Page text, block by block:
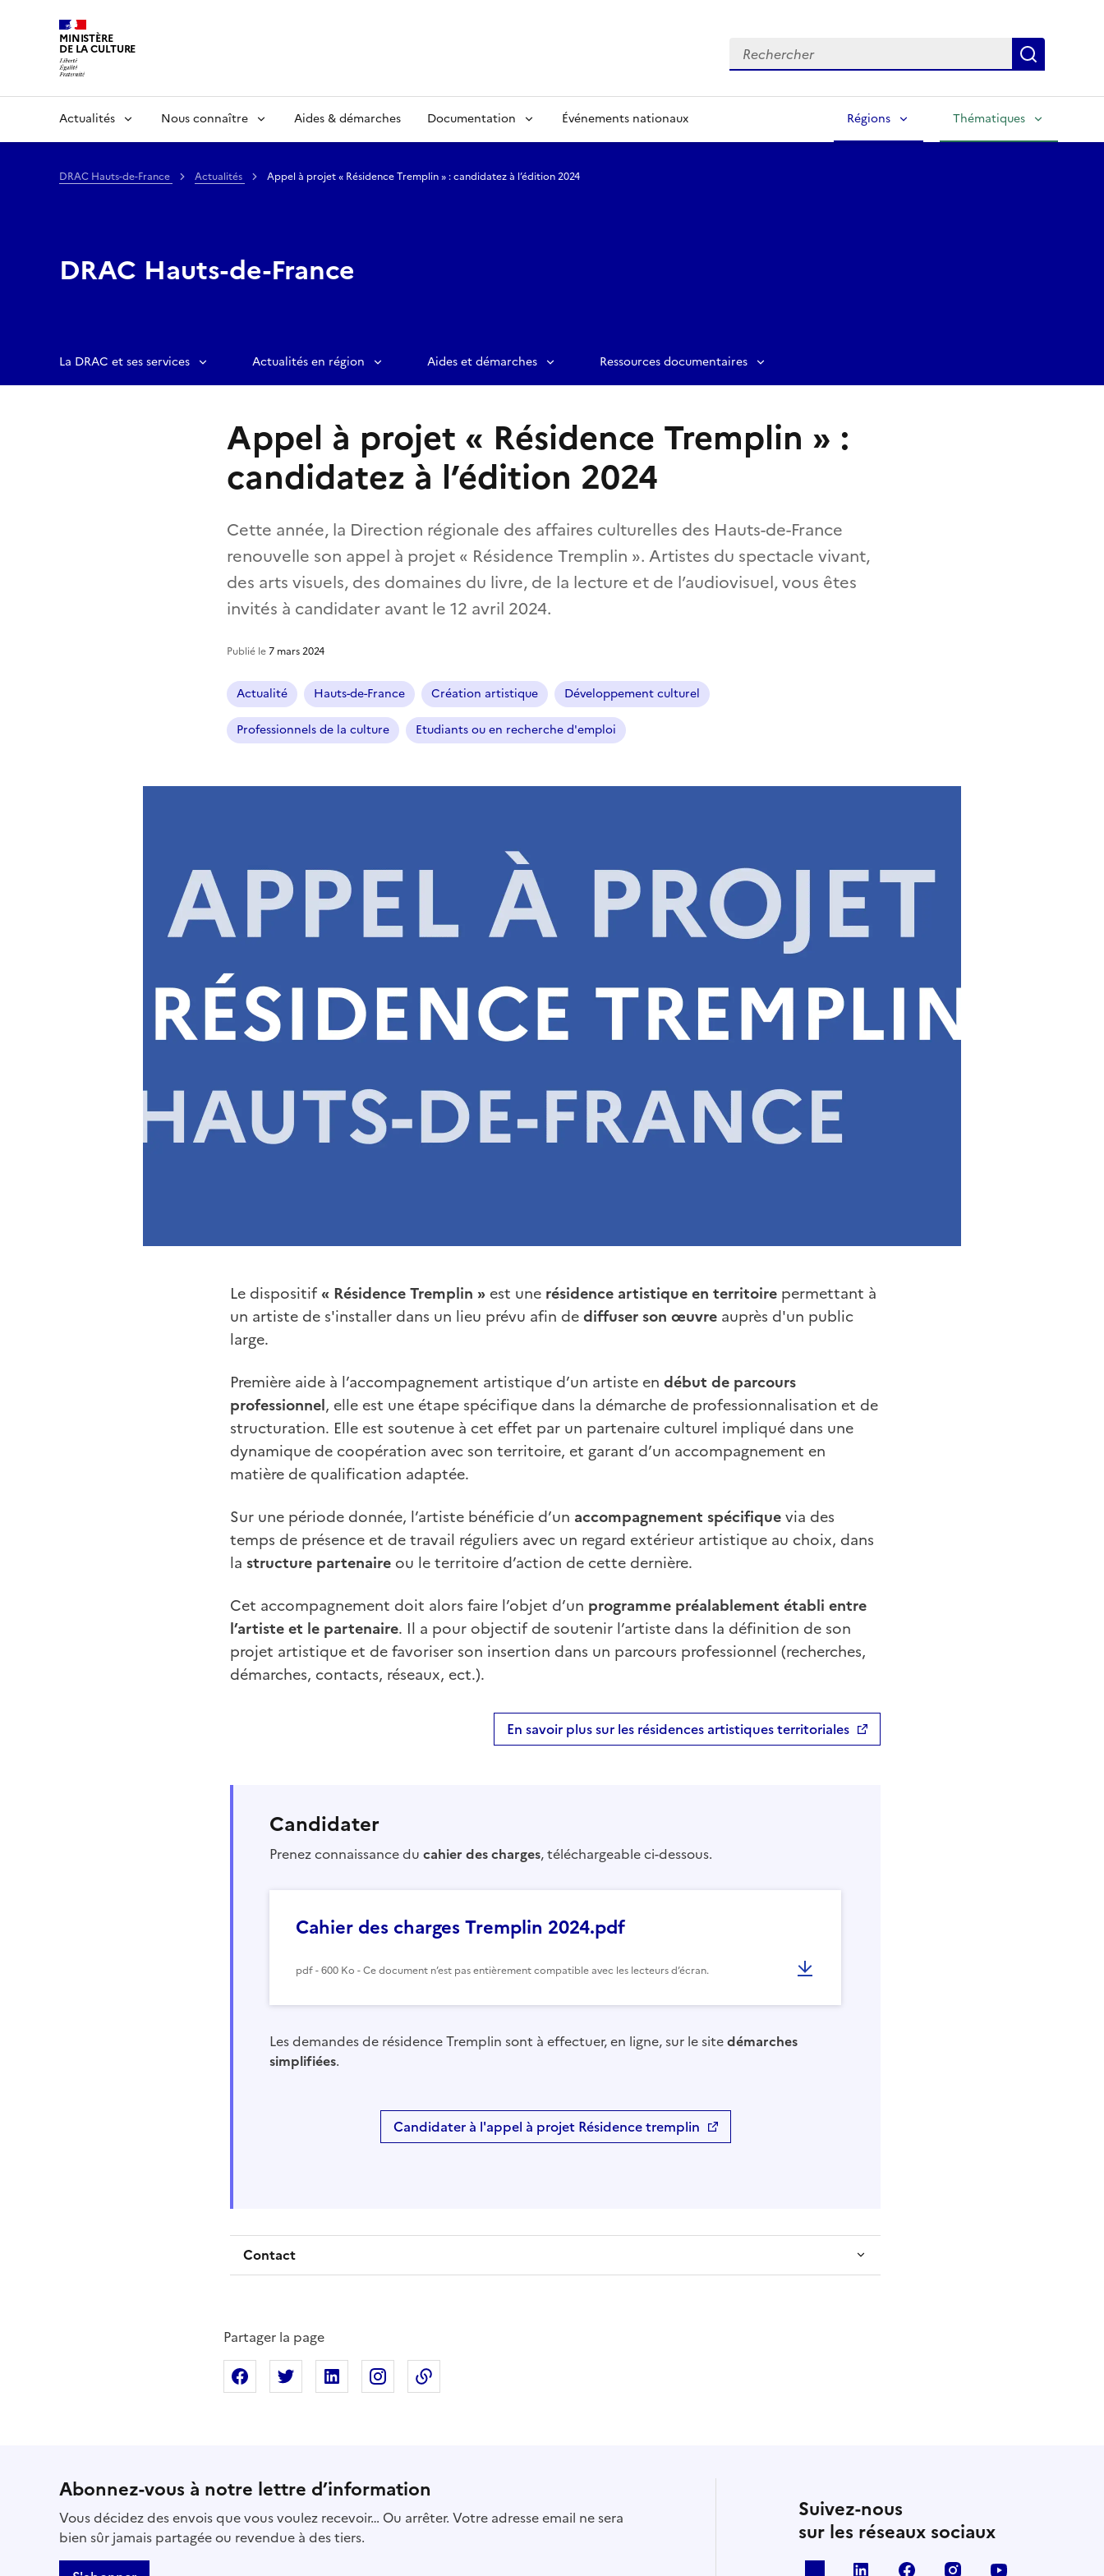
MINISTÈRE
DE LA CULTURE Rechercher
Actualités Nous connaître Aides & démarches Documentation Événements nationaux Régions Thématiques
DRAC Hauts-de-France Actualités Appel à projet « Résidence Tremplin » : candidatez à l’édition 2024
DRAC Hauts-de-France
La DRAC et ses services Actualités en région Aides et démarches Ressources documentaires
Appel à projet « Résidence Tremplin » :
candidatez à l’édition 2024
Cette année, la Direction régionale des affaires culturelles des Hauts-de-France
renouvelle son appel à projet « Résidence Tremplin ». Artistes du spectacle vivant,
des arts visuels, des domaines du livre, de la lecture et de l’audiovisuel, vous êtes
invités à candidater avant le 12 avril 2024.
Publié le7 mars 2024
Actualité Hauts-de-France Création artistique Développement culturel
Professionnels de la culture Etudiants ou en recherche d'emploi
Le dispositif« Résidence Tremplin » est une résidence artistique en territoire permettant à
un artiste de s'installer dans un lieu prévu afin dediffuser son œuvre auprès d'un public
large.
Première aide à l’accompagnement artistique d’un artiste en début de parcours
professionnel, elle est une étape spécifique dans la démarche de professionnalisation et de
structuration. Elle est soutenue à cet effet par un partenaire culturel impliqué dans une
dynamique de coopération avec son territoire, et garant d’un accompagnement en
matière de qualification adaptée.
Sur une période donnée, l’artiste bénéficie d’un accompagnement spécifiquevia des
temps de présence et de travail réguliers avec un regard extérieur artistique au choix, dans
la structure partenaire ou le territoire d’action de cette dernière.
Cet accompagnement doit alors faire l’objet d’un programme préalablement établi entre
l’artiste et le partenaire. Il a pour objectif de soutenir l’artiste dans la définition de son
projet artistique et de favoriser son insertion dans un parcours professionnel (recherches,
démarches, contacts, réseaux, ect.).
En savoir plus sur les résidences artistiques territoriales
Candidater
Prenez connaissance du cahier des charges, téléchargeable ci-dessous.
Cahier des charges Tremplin 2024.pdf
pdf - 600 Ko - Ce document n’est pas entièrement compatible avec les lecteurs d’écran.
Les demandes de résidence Tremplin sont à effectuer, en ligne, sur le sitedémarches
simplifiées.
Candidater à l'appel à projet Résidence tremplin
Contact
Partager la page
Partager sur Facebook
Partager sur XPartager sur Linkedin
Partager sur Instagram
Abonnez-vous à notre lettre d’information
Vous décidez des envois que vous voulez recevoir… Ou arrêter. Votre adresse email ne sera
bien sûr jamais partagée ou revendue à des tiers.
Suivez-nous
sur les réseaux sociaux
linkedin facebook instagram